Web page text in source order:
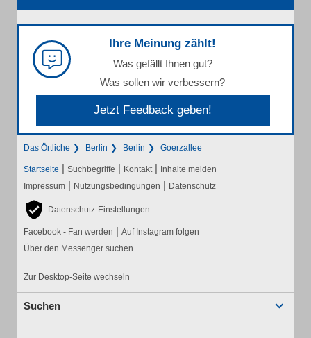
Ihre Meinung zählt!
Was gefällt Ihnen gut?
Was sollen wir verbessern?
Jetzt Feedback geben!
Das Örtliche Berlin Berlin Goerzallee
Startseite | Suchbegriffe | Kontakt | Inhalte melden
Impressum | Nutzungsbedingungen | Datenschutz
Datenschutz-Einstellungen
Facebook - Fan werden | Auf Instagram folgen
Über den Messenger suchen
Zur Desktop-Seite wechseln
Suchen